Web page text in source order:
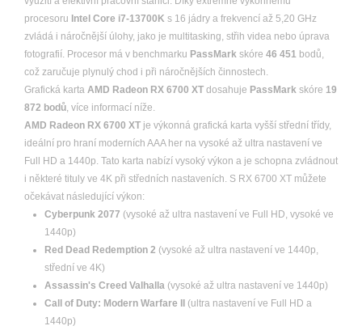
procesoru Intel Core i7-13700K s 16 jádry a frekvencí až 5,20 GHz
zvládá i náročnější úlohy, jako je multitasking, střih videa nebo úprava
fotografií. Procesor má v benchmarku PassMark skóre 46 451 bodů,
což zaručuje plynulý chod i při náročnějších činnostech.
Grafická karta AMD Radeon RX 6700 XT dosahuje PassMark skóre 19
872 bodů, více informací níže.
AMD Radeon RX 6700 XT je výkonná grafická karta vyšší střední třídy,
ideální pro hraní moderních AAA her na vysoké až ultra nastavení ve
Full HD a 1440p. Tato karta nabízí vysoký výkon a je schopna zvládnout
i některé tituly ve 4K při středních nastaveních. S RX 6700 XT můžete
očekávat následující výkon:
Cyberpunk 2077 (vysoké až ultra nastavení ve Full HD, vysoké ve
1440p)
Red Dead Redemption 2 (vysoké až ultra nastavení ve 1440p,
střední ve 4K)
Assassin's Creed Valhalla (vysoké až ultra nastavení ve 1440p)
Call of Duty: Modern Warfare II
(ultra nastavení ve Full HD a
1440p)